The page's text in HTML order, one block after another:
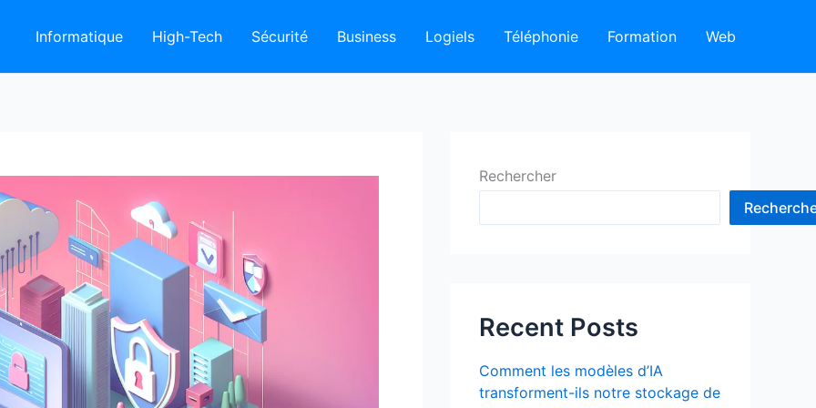
Informatique High-Tech Sécurité Business Logiels Téléphonie Formation Web
Rechercher
Recent Posts
Comment les modèles d’IA
transforment-ils notre stockage de